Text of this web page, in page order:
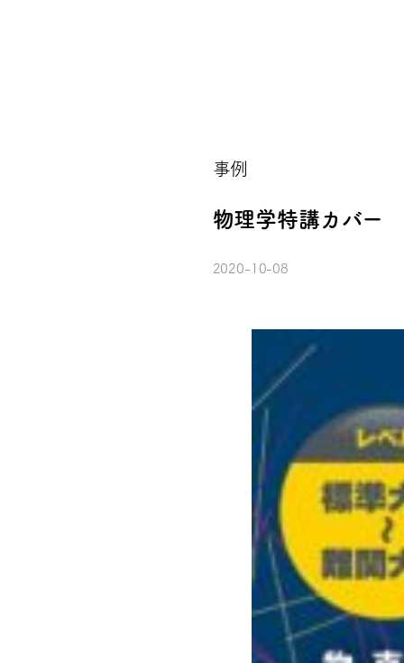
事例
物理学特講カバー
2020-10-08